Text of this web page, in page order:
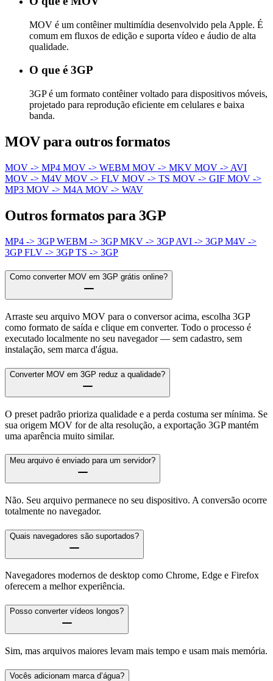
MOV é um contêiner multimídia desenvolvido pela Apple. É
comum em fluxos de edição e suporta vídeo e áudio de alta
qualidade.
O que é 3GP
3GP é um formato contêiner voltado para dispositivos móveis,
projetado para reprodução eficiente em celulares e baixa
banda.
MOV para outros formatos
MOV -> MP4 MOV -> WEBM MOV -> MKV MOV -> AVI
MOV -> M4V MOV -> FLV MOV -> TS MOV -> GIF MOV ->
MP3 MOV -> M4A MOV -> WAV
Outros formatos para 3GP
MP4 -> 3GPWEBM -> 3GPMKV -> 3GPAVI -> 3GPM4V ->
3GPFLV -> 3GPTS -> 3GP
Como converter MOV em 3GP grátis online?
Arraste seu arquivo MOV para o conversor acima, escolha 3GP
como formato de saída e clique em converter. Todo o processo é
executado localmente no seu navegador — sem cadastro, sem
instalação, sem marca d'água.
Converter MOV em 3GP reduz a qualidade?
O preset padrão prioriza qualidade e a perda costuma ser mínima. Se
sua origem MOV for de alta resolução, a exportação 3GP mantém
uma aparência muito similar.
Meu arquivo é enviado para um servidor?
Não. Seu arquivo permanece no seu dispositivo. A conversão ocorre
totalmente no navegador.
Quais navegadores são suportados?
Navegadores modernos de desktop como Chrome, Edge e Firefox
oferecem a melhor experiência.
Posso converter vídeos longos?
Sim, mas arquivos maiores levam mais tempo e usam mais memória.
Vocês adicionam marca d’água?